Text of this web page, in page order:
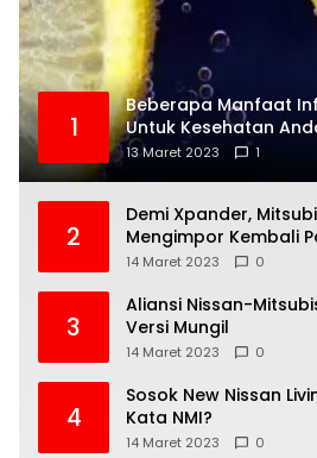
1
Beberapa Manfaat
Untuk Kesehatan
13 Maret 2023 1
2
Demi Xpander,
Mengimpor Kembali
14 Maret 2023 0
3
Aliansi Nissan-
Versi Mungil
14 Maret 2023 0
4
Sosok New Nissan
Kata NMI?
14 Maret 2023 0